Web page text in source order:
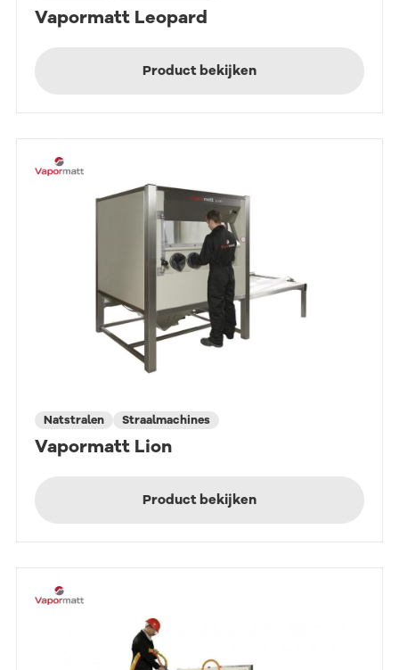
Vapormatt Leopard
Product bekijken
Natstralen Straalmachines
Vapormatt Lion
Product bekijken